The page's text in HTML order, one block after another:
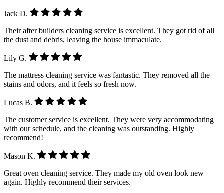
Jack D.
Their after builders cleaning service is excellent. They got rid of all
the dust and debris, leaving the house immaculate.
Lily G.
The mattress cleaning service was fantastic. They removed all the
stains and odors, and it feels so fresh now.
Lucas B.
The customer service is excellent. They were very accommodating
with our schedule, and the cleaning was outstanding. Highly
recommend!
Mason K.
Great oven cleaning service. They made my old oven look new
again. Highly recommend their services.